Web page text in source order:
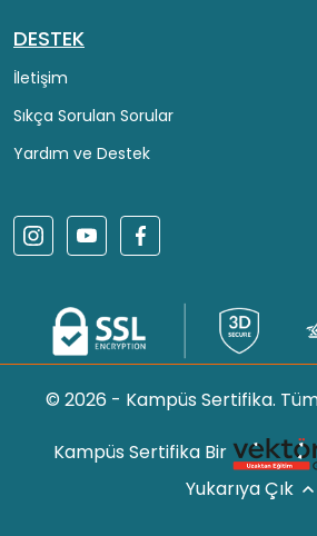
DESTEK
İletişim
Sıkça Sorulan Sorular
Yardım ve Destek
© 2026 - Kampüs Sertifika. Tüm
Kampüs Sertifika Bir
Yukarıya Çık